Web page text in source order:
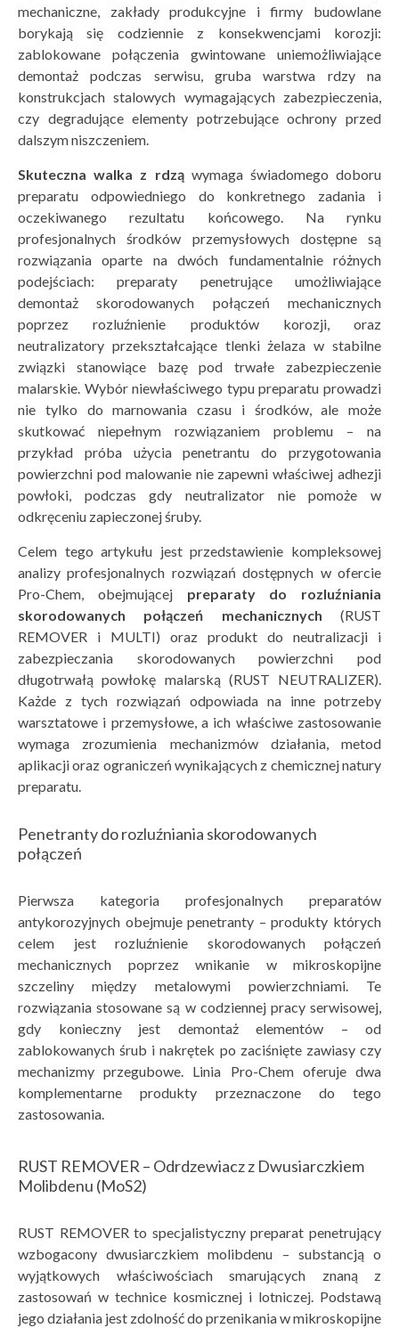
mechaniczne, zakłady produkcyjne i firmy budowlane
borykają się codziennie z konsekwencjami korozji:
zablokowane połączenia gwintowane uniemożliwiające
demontaż podczas serwisu, gruba warstwa rdzy na
konstrukcjach stalowych wymagających zabezpieczenia,
czy degradujące elementy potrzebujące ochrony przed
dalszym niszczeniem.
Skuteczna walka z rdząwymaga świadomego doboru
preparatu odpowiedniego do konkretnego zadania i
oczekiwanego rezultatu końcowego. Na rynku
profesjonalnych środków przemysłowych dostępne są
rozwiązania oparte na dwóch fundamentalnie różnych
podejściach: preparaty penetrujące umożliwiające
demontaż skorodowanych połączeń mechanicznych
poprzez rozluźnienie produktów korozji, oraz
neutralizatory przekształcające tlenki żelaza w stabilne
związki stanowiące bazę pod trwałe zabezpieczenie
malarskie. Wybór niewłaściwego typu preparatu prowadzi
nie tylko do marnowania czasu i środków, ale może
skutkować niepełnym rozwiązaniem problemu – na
przykład próba użycia penetrantu do przygotowania
powierzchni pod malowanie nie zapewni właściwej adhezji
powłoki, podczas gdy neutralizator nie pomoże w
odkręceniu zapieczonej śruby.
Celem tego artykułu jest przedstawienie kompleksowej
analizy profesjonalnych rozwiązań dostępnych w ofercie
Pro-Chem, obejmującej preparaty do rozluźniania
skorodowanych połączeń mechanicznych (RUST
REMOVER i MULTI) oraz produkt do neutralizacji i
zabezpieczania skorodowanych powierzchni pod
długotrwałą powłokę malarską (RUST NEUTRALIZER).
Każde z tych rozwiązań odpowiada na inne potrzeby
warsztatowe i przemysłowe, a ich właściwe zastosowanie
wymaga zrozumienia mechanizmów działania, metod
aplikacji oraz ograniczeń wynikających z chemicznej natury
preparatu.
Penetranty do rozluźniania skorodowanych
połączeń
Pierwsza kategoria profesjonalnych preparatów
antykorozyjnych obejmuje penetranty – produkty których
celem jest rozluźnienie skorodowanych połączeń
mechanicznych poprzez wnikanie w mikroskopijne
szczeliny między metalowymi powierzchniami. Te
rozwiązania stosowane są w codziennej pracy serwisowej,
gdy konieczny jest demontaż elementów – od
zablokowanych śrub i nakrętek po zaciśnięte zawiasy czy
mechanizmy przegubowe. Linia Pro-Chem oferuje dwa
komplementarne produkty przeznaczone do tego
zastosowania.
RUST REMOVER – Odrdzewiacz z Dwusiarczkiem
Molibdenu (MoS2)
RUST REMOVERto specjalistyczny preparat penetrujący
wzbogacony dwusiarczkiem molibdenu – substancją o
wyjątkowych właściwościach smarujących znaną z
zastosowań w technice kosmicznej i lotniczej. Podstawą
jego działania jest zdolność do przenikania w mikroskopijne